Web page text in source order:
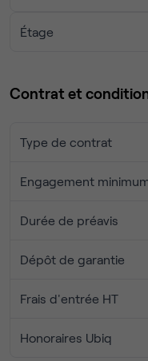
recto-verso et au
Étage
Contrat et
Type de contrat
Engagement
Durée de préavis
Dépôt de garantie
Frais d'entrée HT
Honoraires Ubiq